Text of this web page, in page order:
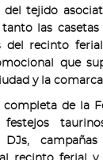
tejido
tanto las
del recinto
que
y la
completa de la
festejos